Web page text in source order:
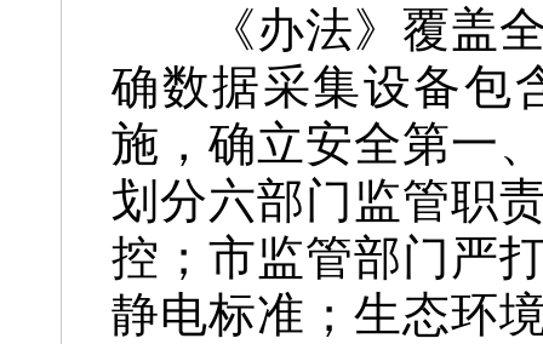
《办法》覆盖全
确数据采集设备包
施，确立安全第一
划分六部门监管职
控；市监管部门严
静电标准；生态环